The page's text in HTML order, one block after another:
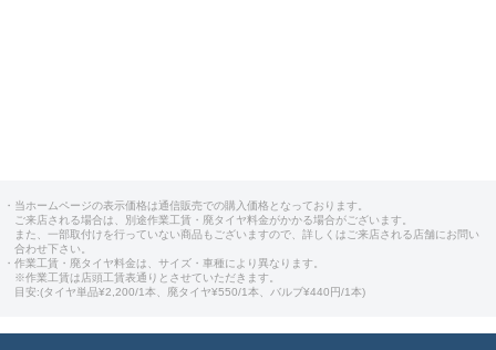
・当ホームページの表示価格は通信販売での購入価格となっております。
ご来店される場合は、別途作業工賃・廃タイヤ料金がかかる場合がございます。
また、一部取付けを行っていない商品もございますので、詳しくはご来店される店舗にお問い
合わせ下さい。
・作業工賃・廃タイヤ料金は、サイズ・車種により異なります。
※作業工賃は店頭工賃表通りとさせていただきます。
目安:(タイヤ単品¥2,200/1本、廃タイヤ¥550/1本、バルブ¥440円/1本)